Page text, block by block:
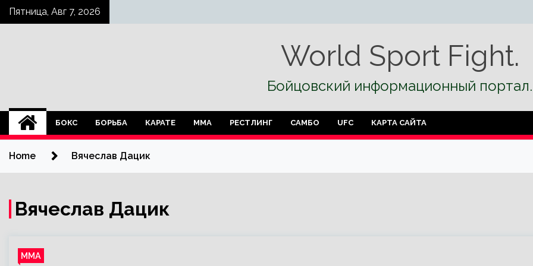
SkipПятница, Авг 7, 2026
World Sport Fight.
Бойцовский информационный портал.
БОКС БОРЬБА КАРАТЕ ММА РЕСТЛИНГ САМБО UFC КАРТА САЙТА
Home Вячеслав Дацик
Вячеслав Дацик
ММА